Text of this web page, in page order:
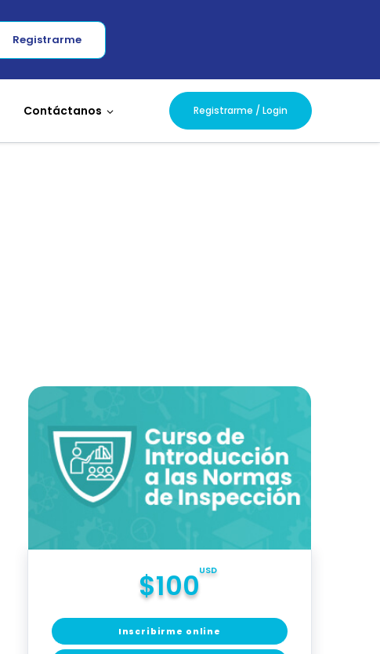
Registrarme
Contáctanos Registrarme / Login
$100USD
Inscribirme online